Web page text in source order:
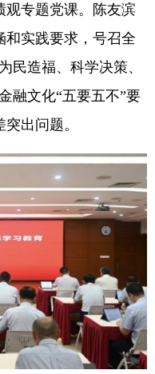
观专题党课。陈友滨
和实践要求，号召全
民造福、科学决策、
融文化“五要五不”要
出问题。